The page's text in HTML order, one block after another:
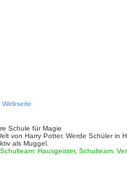
Webseite
Schule für Magie
von Harry Potter. Werde Schüler in
als Muggel.
Schulteam: Hausgeister, Schulteam: